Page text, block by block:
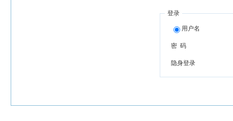
登录
用户名
密 码
隐身登录